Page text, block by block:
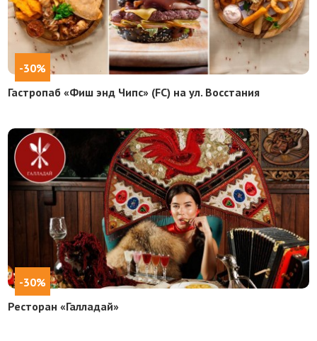
-30%
Гастропаб «Фиш энд Чипс» (FC) на ул. Восстания
-30%
Ресторан «Галладай»